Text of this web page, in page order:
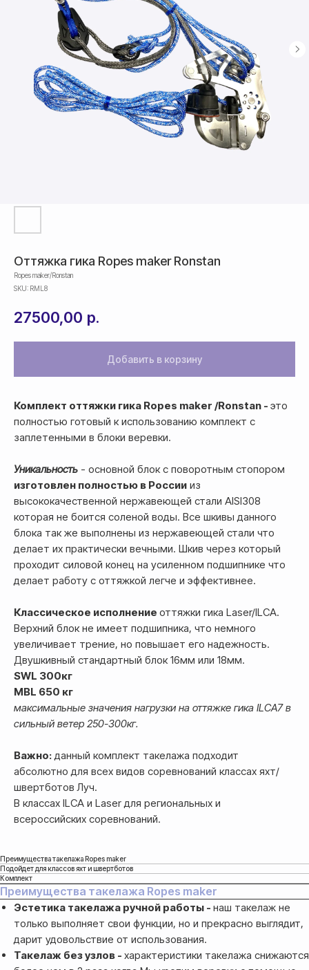
Оттяжка гика Ropes maker Ronstan
Ropes maker/Ronstan
SKU: RML8
27500,00 р.
Добавить в корзину
Комплект оттяжки гика Ropes maker /Ronstan - это
полностью готовый к использованию комплект с
заплетенными в блоки веревки.
Уникальность - основной блок с поворотным стопором
изготовлен полностью в России из
высококачественной нержавеющей стали AISI308
которая не боится соленой воды. Все шкивы данного
блока так же выполнены из нержавеющей стали что
делает их практически вечными. Шкив через который
проходит силовой конец на усиленном подшипнике что
делает работу с оттяжкой легче и эффективнее.
Классическое исполнение оттяжки гика Laser/ILCA.
Верхний блок не имеет подшипника, что немного
увеличивает трение, но повышает его надежность.
Двушкивный стандартный блок 16мм или 18мм.
SWL 300кг
MBL 650 кг
максимальные значения нагрузки на оттяжке гика ILCA7 в
сильный ветер 250-300кг.
Важно:данный комплект такелажа подходит
абсолютно для всех видов соревнований классах яхт/
швертботов Луч.
В классах ILCA и Laser для региональных и
всероссийских соревнований.
Преимущества такелажа Ropes maker
Подойдет для классов яхт и швертботов
Комплект
Преимущества такелажа Ropes maker
Эстетика такелажа ручной работы - наш такелаж не
только выполняет свои функции, но и прекрасно выглядит,
дарит удовольствие от использования.
Такелаж без узлов - характеристики такелажа снижаются